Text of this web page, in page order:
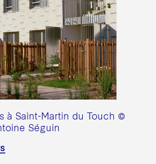
à Saint-Martin du Touch ©
Séguin